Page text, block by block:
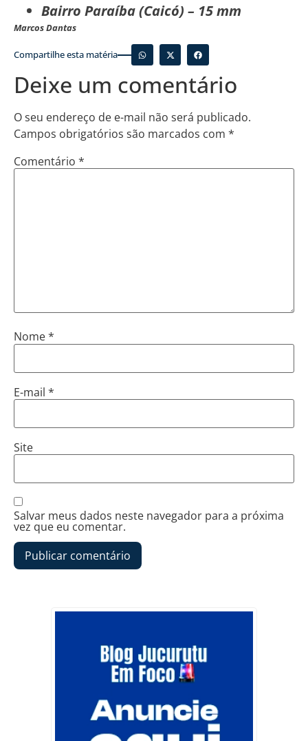
Bairro Paraíba (Caicó) – 15 mm
Marcos Dantas
Compartilhe esta matéria
Deixe um comentário
O seu endereço de e-mail não será publicado.
Campos obrigatórios são marcados com *
Comentário *
Nome*
E-mail *
Site
Salvar meus dados neste navegador para a próxima
vez que eu comentar.